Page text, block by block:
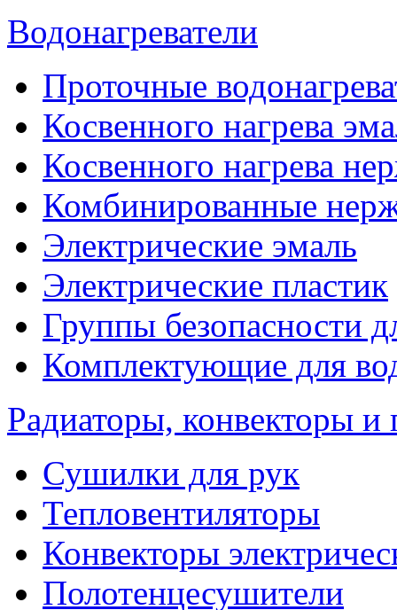
Водонагреватели
Проточные
Косвенного нагрева
Косвенного нагрева
Комбинированные
Электрические эмаль
Электрические пластик
Группы безопасности
Комплектующие для
Радиаторы, конвекторы и
Сушилки для рук
Тепловентиляторы
Конвекторы
Полотенцесушители